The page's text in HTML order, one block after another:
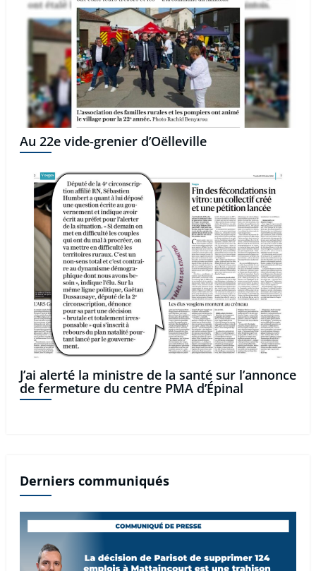
Au 22e vide-grenier d’Oëlleville
J’ai alerté la ministre de la santé sur l’annonce
de fermeture du centre PMA d’Épinal
Derniers communiqués